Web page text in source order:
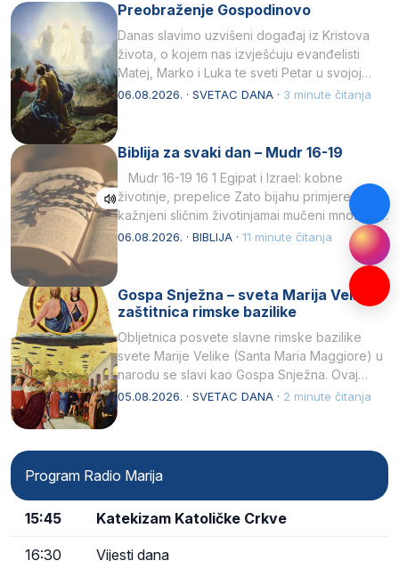
Preobraženje Gospodinovo
Danas slavimo uzvišeni događaj iz Kristova
života, o kojem nas izvješćuju evanđelisti
Matej, Marko i Luka te sveti Petar u svojoj
drugoj…
06.08.2026. · SVETAC DANA · 3 minute čitanja
Biblija za svaki dan – Mudr 16-19
Mudr 16-19 16 1 Egipat i Izrael: kobne
životinje, prepelice Zato bijahu primjereno
kažnjeni sličnim životinjamai mučeni mnoštvom
kukaca.2 A narod…
06.08.2026. · BIBLIJA · 11 minute čitanja
Gospa Snježna – sveta Marija Velika,
zaštitnica rimske bazilike
Obljetnica posvete slavne rimske bazilike
svete Marije Velike (Santa Maria Maggiore) u
narodu se slavi kao Gospa Snježna. Ovaj
naziv, Sancta Maria…
05.08.2026. · SVETAC DANA · 2 minute čitanja
Program Radio Marija
15:45 Katekizam Katoličke Crkve
16:30 Vijesti dana